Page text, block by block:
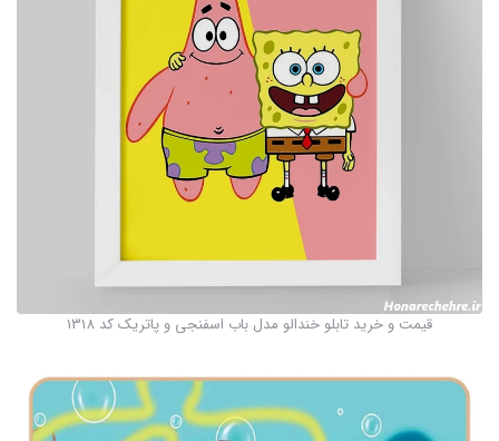
قیمت و خرید تابلو خندالو مدل باب اسفنجی و پاتریک کد 1318